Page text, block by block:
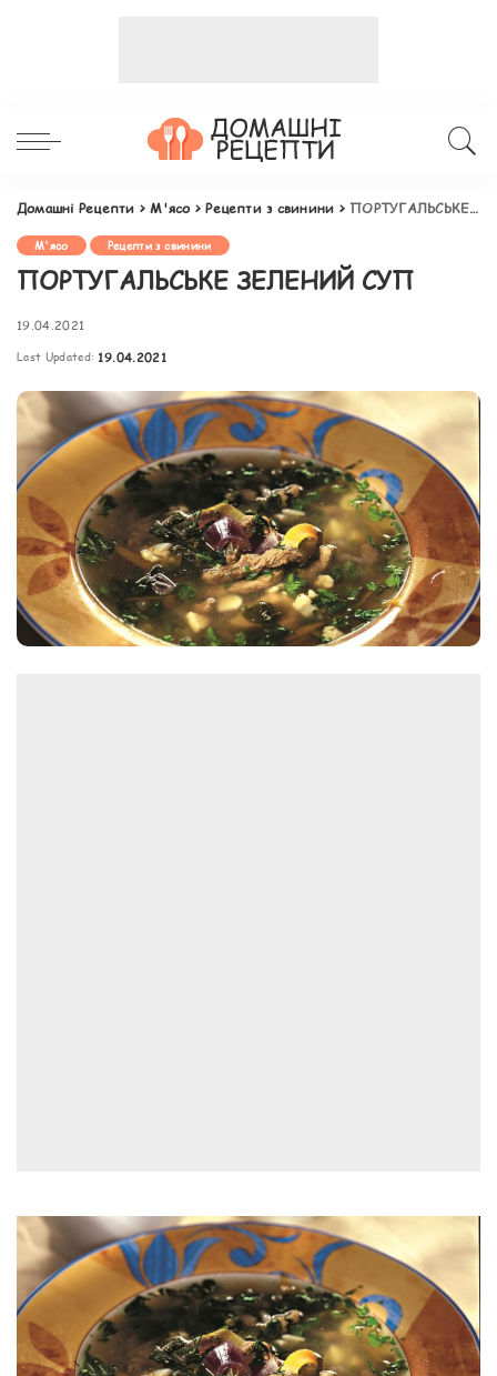
Домашні Рецепти >М'ясо>Рецепти з свинини >ПОРТУГАЛЬСЬКЕ ЗЕЛЕНИЙ СУП
М'ясо Рецепти з свинини
ПОРТУГАЛЬСЬКЕ ЗЕЛЕНИЙ СУП
19.04.2021
Last Updated: 19.04.2021